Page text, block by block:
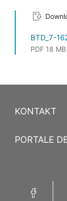
BTD_7-
PDF 18
KONTAKT
PORTALE
Facebook